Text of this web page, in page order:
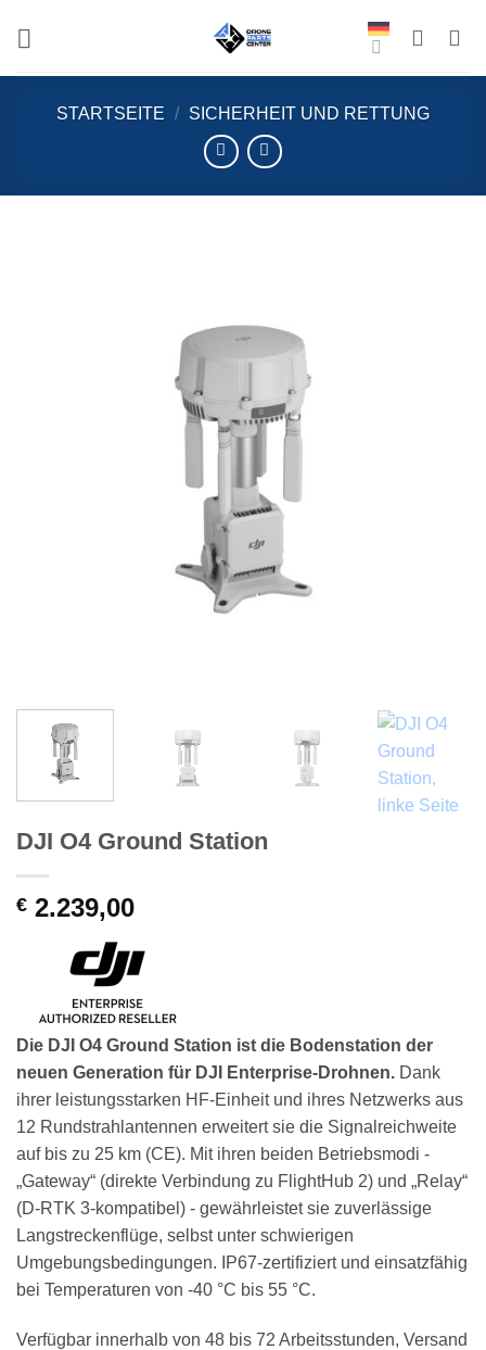
STARTSEITE / SICHERHEIT UND RETTUNG
DJI O4 Ground Station
€ 2.239,00
Die DJI O4 Ground Station ist die Bodenstation der
neuen Generation für DJI Enterprise-Drohnen. Dank
ihrer leistungsstarken HF-Einheit und ihres Netzwerks aus
12 Rundstrahlantennen erweitert sie die Signalreichweite
auf bis zu 25 km (CE). Mit ihren beiden Betriebsmodi -
„Gateway“ (direkte Verbindung zu FlightHub 2) und „Relay“
(D-RTK 3-kompatibel) - gewährleistet sie zuverlässige
Langstreckenflüge, selbst unter schwierigen
Umgebungsbedingungen. IP67-zertifiziert und einsatzfähig
bei Temperaturen von -40 °C bis 55 °C.
Verfügbar innerhalb von 48 bis 72 Arbeitsstunden, Versand